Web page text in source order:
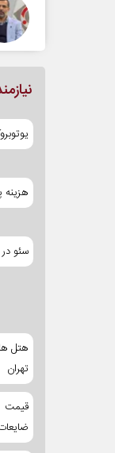
سئو
هتل
تهران
قیمت